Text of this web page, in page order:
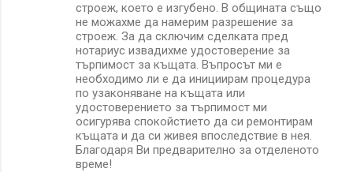
строеж, което е изгубено. В общината също
не можахме да намерим разрешение за
строеж. За да сключим сделката пред
нотариус извадихме удостоверение за
търпимост за къщата. Въпросът ми е
необходимо ли е да инициирам процедура
по узаконяване на къщата или
удостоверението за търпимост ми
осигурява спокойстието да си ремонтирам
къщата и да си живея впоследствие в нея.
Благодаря Ви предварително за отделеното
време!